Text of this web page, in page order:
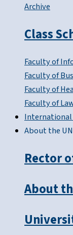
Archive
Class
Faculty of
Faculty of
Faculty of
Faculty of
About the
Rector
About